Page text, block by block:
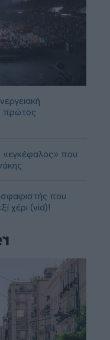
πρώτος
«εγκέφαλος» που
που
χέρι (vid)!